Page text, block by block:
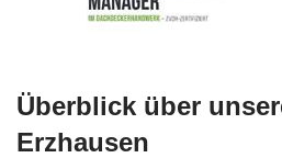
Überblick über
Erzhausen